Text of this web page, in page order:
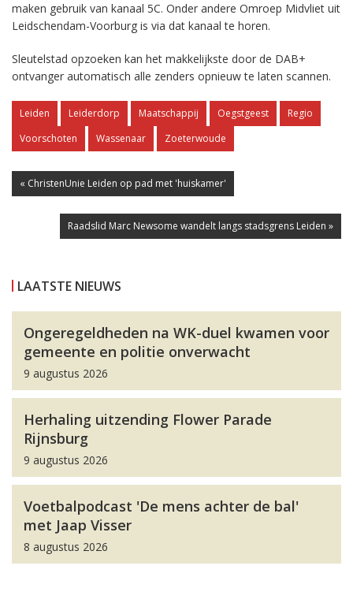
maken gebruik van kanaal 5C. Onder andere Omroep Midvliet uit
Leidschendam-Voorburg is via dat kanaal te horen.
Sleutelstad opzoeken kan het makkelijkste door de DAB+
ontvanger automatisch alle zenders opnieuw te laten scannen.
Leiden Leiderdorp Maatschappij Oegstgeest
Regio
Voorschoten
Wassenaar Zoeterwoude
« ChristenUnie Leiden op pad met 'huiskamer'
Raadslid Marc Newsome wandelt langs stadsgrens Leiden »
LAATSTE NIEUWS
Ongeregeldheden na WK-duel kwamen voor
gemeente en politie onverwacht
9 augustus 2026
Herhaling uitzending Flower Parade
Rijnsburg
9 augustus 2026
Voetbalpodcast 'De mens achter de bal'
met Jaap Visser
8 augustus 2026